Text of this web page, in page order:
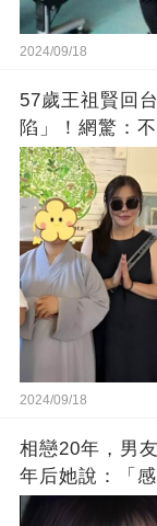
2024/09/18
57歲王祖賢回
陷」！網驚：
2024/09/18
相戀20年，男
年后她說：「感